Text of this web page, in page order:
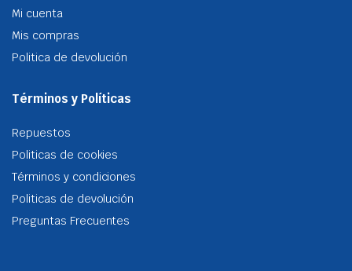
Mi cuenta
Mis compras
Politica de devolución
Términos y Políticas
Repuestos
Politicas de cookies
Términos y condiciones
Politicas de devolución
Preguntas Frecuentes